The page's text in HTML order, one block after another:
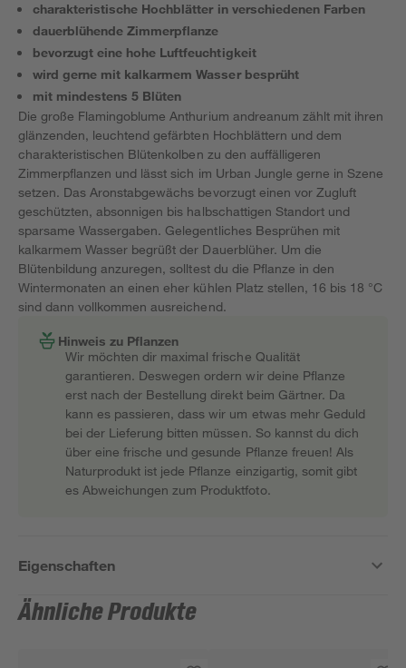
charakteristische Hochblätter in verschiedenen Farben
dauerblühende Zimmerpflanze
bevorzugt eine hohe Luftfeuchtigkeit
wird gerne mit kalkarmem Wasser besprüht
mit mindestens 5 Blüten
Die große Flamingoblume Anthurium andreanum zählt mit ihren
glänzenden, leuchtend gefärbten Hochblättern und dem
charakteristischen Blütenkolben zu den auffälligeren
Zimmerpflanzen und lässt sich im Urban Jungle gerne in Szene
setzen. Das Aronstabgewächs bevorzugt einen vor Zugluft
geschützten, absonnigen bis halbschattigen Standort und
sparsame Wassergaben. Gelegentliches Besprühen mit
kalkarmem Wasser begrüßt der Dauerblüher. Um die
Blütenbildung anzuregen, solltest du die Pflanze in den
Wintermonaten an einen eher kühlen Platz stellen, 16 bis 18 °C
sind dann vollkommen ausreichend.
Hinweis zu Pflanzen
Wir möchten dir maximal frische Qualität
garantieren. Deswegen ordern wir deine Pflanze
erst nach der Bestellung direkt beim Gärtner. Da
kann es passieren, dass wir um etwas mehr Geduld
bei der Lieferung bitten müssen. So kannst du dich
über eine frische und gesunde Pflanze freuen! Als
Naturprodukt ist jede Pflanze einzigartig, somit gibt
es Abweichungen zum Produktfoto.
Eigenschaften
Ähnliche Produkte